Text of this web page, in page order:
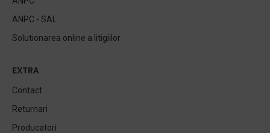
ANPC - SAL
Solutionarea online a litigiilor
EXTRA
Contact
Returnari
Producatori